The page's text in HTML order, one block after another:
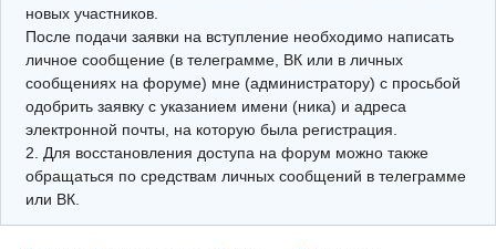
Видео РЗиА
Фотохостинг
Телеграм
новых участников.
После подачи заявки на вступление необходимо написать
личное сообщение (в телеграмме, ВК или в личных
сообщениях на форуме) мне (администратору) с просьбой
одобрить заявку с указанием имени (ника) и адреса
электронной почты, на которую была регистрация.
2. Для восстановления доступа на форум можно также
обращаться по средствам личных сообщений в телеграмме
или ВК.